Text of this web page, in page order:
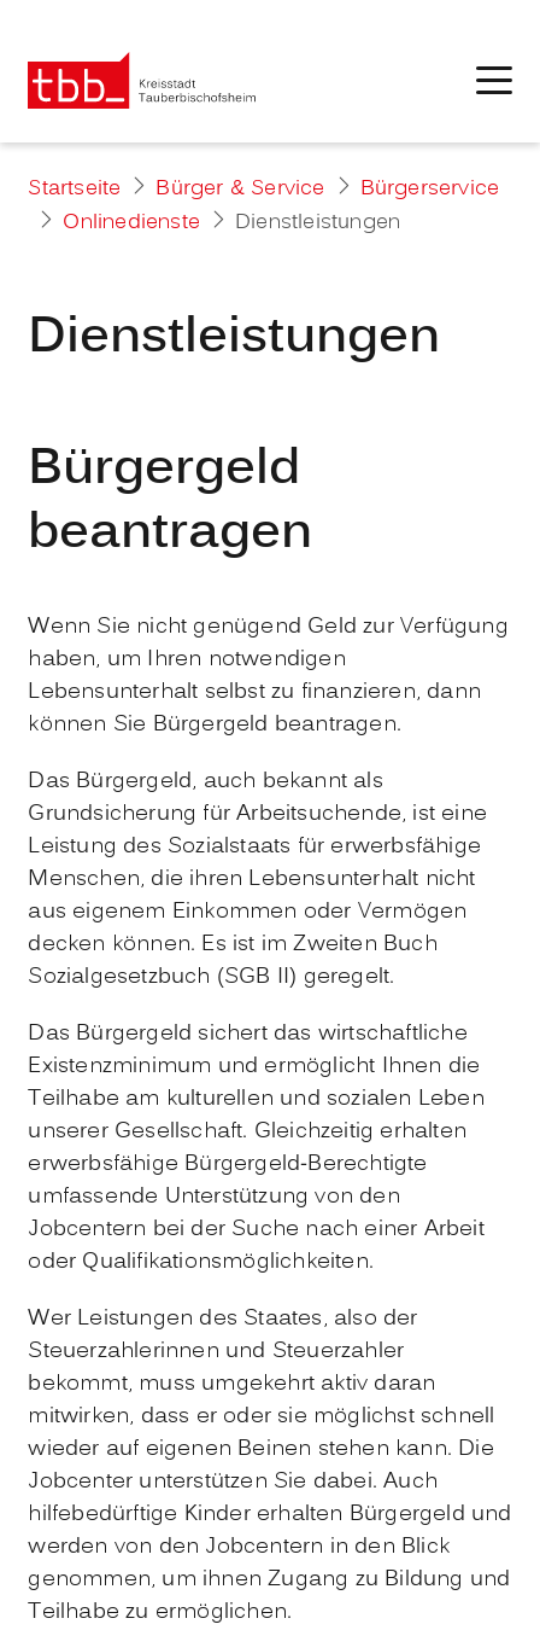
Startseite Bürger & Service
Bürgerservice
Onlinedienste
Dienstleistungen
Dienstleistungen
Bürgergeld
beantragen
Wenn Sie nicht genügend Geld zur Verfügung
haben, um Ihren notwendigen
Lebensunterhalt selbst zu finanzieren, dann
können Sie Bürgergeld beantragen.
Das Bürgergeld, auch bekannt als
Grundsicherung für Arbeitsuchende, ist eine
Leistung des Sozialstaats für erwerbsfähige
Menschen, die ihren Lebensunterhalt nicht
aus eigenem Einkommen oder Vermögen
decken können. Es ist im Zweiten Buch
Sozialgesetzbuch (SGB II) geregelt.
Das Bürgergeld sichert das wirtschaftliche
Existenzminimum und ermöglicht Ihnen die
Teilhabe am kulturellen und sozialen Leben
unserer Gesellschaft. Gleichzeitig erhalten
erwerbsfähige Bürgergeld-Berechtigte
umfassende Unterstützung von den
Jobcentern bei der Suche nach einer Arbeit
oder Qualifikationsmöglichkeiten.
Wer Leistungen des Staates, also der
Steuerzahlerinnen und Steuerzahler
bekommt, muss umgekehrt aktiv daran
mitwirken, dass er oder sie möglichst schnell
wieder auf eigenen Beinen stehen kann. Die
Jobcenter unterstützen Sie dabei. Auch
hilfebedürftige Kinder erhalten Bürgergeld und
werden von den Jobcentern in den Blick
genommen, um ihnen Zugang zu Bildung und
Teilhabe zu ermöglichen.